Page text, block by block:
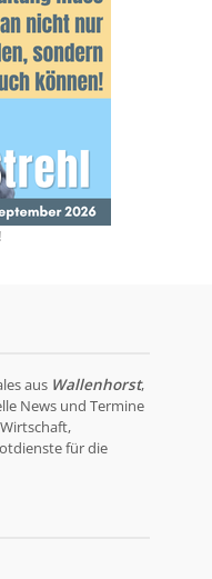
aus Wallenhorst,
News und Termine
für die